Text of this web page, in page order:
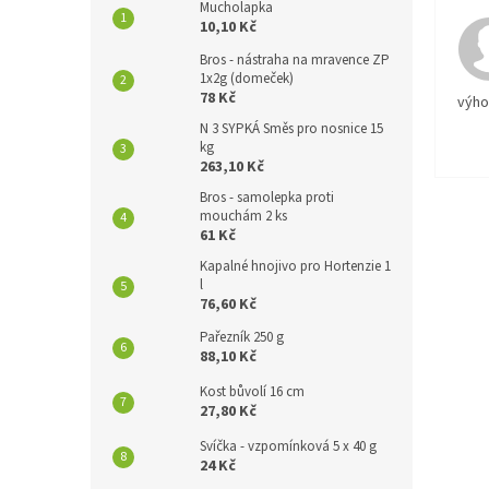
Mucholapka
10,10 Kč
Bros - nástraha na mravence ZP
1x2g (domeček)
78 Kč
N 3 SYPKÁ Směs pro nosnice 15
kg
263,10 Kč
Bros - samolepka proti
mouchám 2 ks
61 Kč
Kapalné hnojivo pro Hortenzie 1
l
76,60 Kč
Pařezník 250 g
88,10 Kč
Kost bůvolí 16 cm
27,80 Kč
Svíčka - vzpomínková 5 x 40 g
24 Kč